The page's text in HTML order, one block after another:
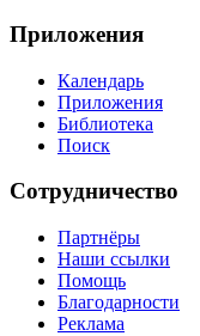
Приложения
Календарь
Приложения
Библиотека
Поиск
Сотрудничество
Партнёры
Наши ссылки
Помощь
Благодарности
Реклама